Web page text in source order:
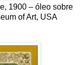
1900 – óleo sobre
of Art, USA